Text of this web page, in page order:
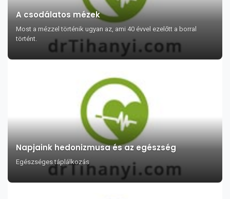
A csodálatos mézek
Most a mézzel történik ugyan az, ami 40 évvel ezelőtt a borral
történt.
Napjaink hedonizmusa és az egészség
Egészséges táplálkozás